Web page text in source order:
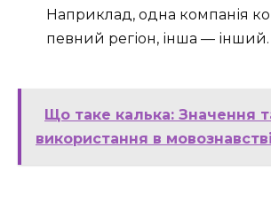
Наприклад, одна компанія
певний регіон, інша — інший.
Що таке калька: Значення
використання в мовознавстві